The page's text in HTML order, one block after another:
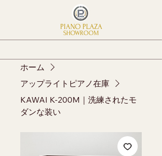
SHOWROOM
PIANO PLAZA
ホーム
アップライトピアノ在庫
KAWAI K-200M｜洗練されたモ
ダンな装い